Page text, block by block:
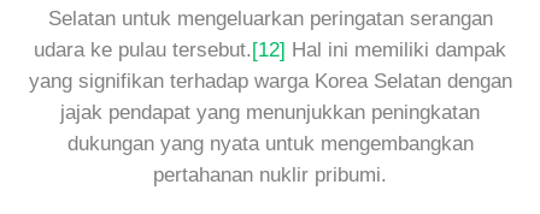
Selatan untuk mengeluarkan peringatan serangan
udara ke pulau tersebut.[12] Hal ini memiliki dampak
yang signifikan terhadap warga Korea Selatan dengan
jajak pendapat yang menunjukkan peningkatan
dukungan yang nyata untuk mengembangkan
pertahanan nuklir pribumi.